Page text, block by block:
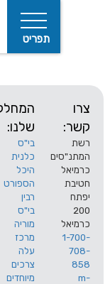
המחלקות
שלנו:
בי"ס
כלנית
היכל
הספורט
רבין
בי"ס
מוריה
מרכז
עלה
צרכים
מיוחדים
תוכן
מרכזי:
דף בית
אודות
מי אנחנו
הסדרי
נגישות
פיזיים
באתר
המרכז
הקהילתי
השלוחות
שלנו